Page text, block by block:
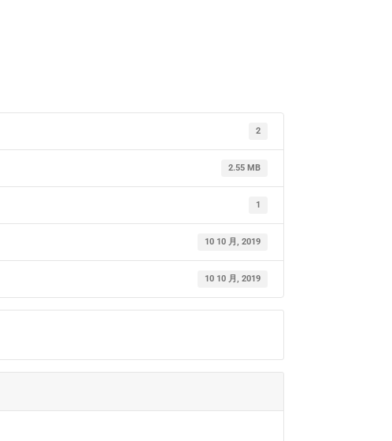
2
2.55 MB
1
10 10 月, 2019
10 10 月, 2019